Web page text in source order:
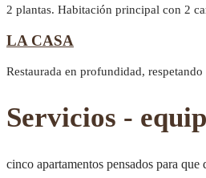
2 plantas. Habitación principal con 2
LA CASA
Restaurada en profundidad,
Servicios -
cinco apartamentos pensados para